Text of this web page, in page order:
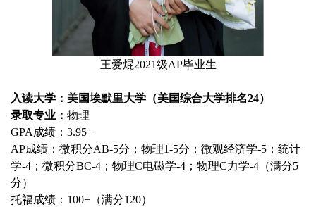
王爱焜2021级AP毕业生
入读大学：美国埃默里大学（美国综合大学排名24）
录取专业： 物理
GPA成绩：3.95+
AP成绩：微积分AB-5分；物理1-5分；微观经济学-5；统计
学-4；微积分BC-4；物理C电磁学-4；物理C力学-4（满分5
分）
托福成绩：100+（满分120）